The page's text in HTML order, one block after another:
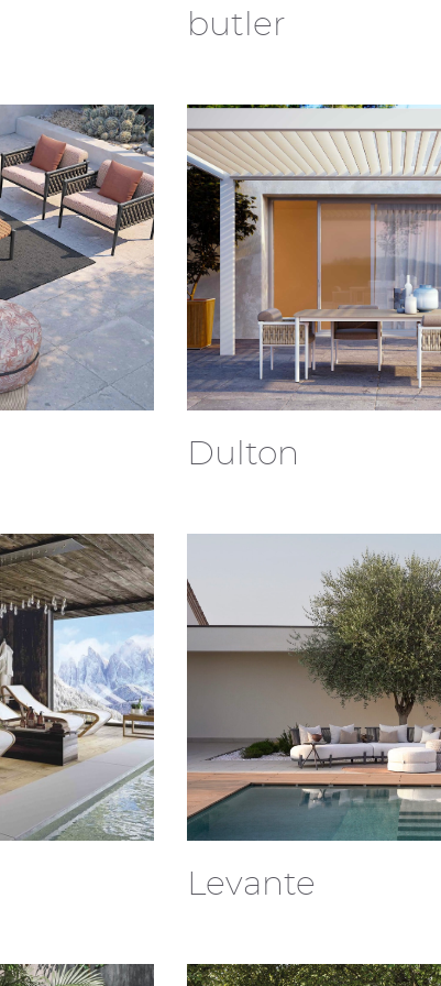
butler
Dulton
Levante